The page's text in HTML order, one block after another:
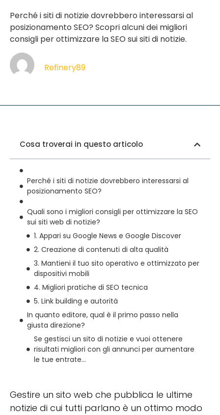
Perché i siti di notizie dovrebbero interessarsi al
posizionamento SEO? Scopri alcuni dei migliori
consigli per ottimizzare la SEO sui siti di notizie.
Refinery89
Cosa troverai in questo articolo
Perché i siti di notizie dovrebbero interessarsi al
posizionamento SEO?
Quali sono i migliori consigli per ottimizzare la SEO
sui siti web di notizie?
1. Appari su Google News e Google Discover
2. Creazione di contenuti di alta qualità
3. Mantieni il tuo sito operativo e ottimizzato per
dispositivi mobili
4. Migliori pratiche di SEO tecnica
5. Link building e autorità
In quanto editore, qual è il primo passo nella
giusta direzione?
Se gestisci un sito di notizie e vuoi ottenere
risultati migliori con gli annunci per aumentare
le tue entrate...
Gestire un sito web che pubblica le ultime
notizie di cui tutti parlano è un ottimo modo